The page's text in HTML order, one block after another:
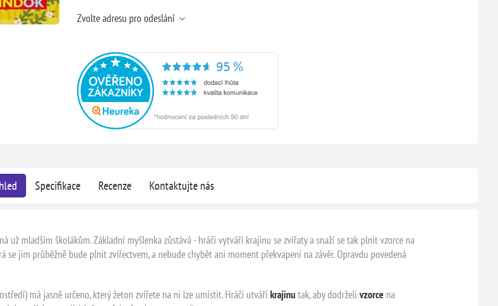
Zvolte adresu pro odeslání
Specifikace Recenze Kontaktujte nás
už mladším školákům. Základní myšlenka zůstává - hráči vytváří krajinu se zvířaty a snaží se tak plnit vzorce na
se jim průběžně bude plnit zvířectvem, a nebude chybět ani moment překvapení na závěr. Opravdu povedená
má jasně určeno, který žeton zvířete na ni lze umístit. Hráči utváříkrajinutak, aby dodrželi vzorce na